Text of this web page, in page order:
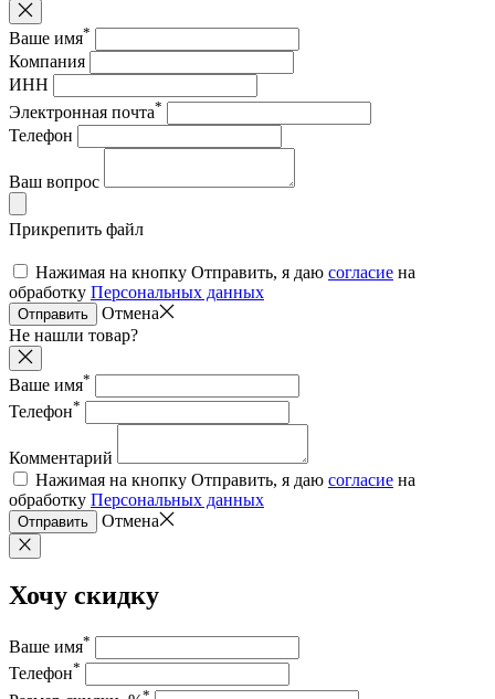
Ваше имя*
Компания
ИНН
Электронная почта*
Телефон
Ваш вопрос
Прикрепить файл
Нажимая на кнопку Отправить, я даю согласие на
обработку Персональных данных
Отправить
Отмена
Не нашли товар?
Ваше имя*
Телефон*
Комментарий
Нажимая на кнопку Отправить, я даю согласие на
обработку Персональных данных
Отправить Отмена
Хочу скидку
Ваше имя*
Телефон*
*